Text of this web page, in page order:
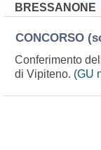
BRESSANONE
CONCORSO
Conferimento
di Vipiteno. (GU